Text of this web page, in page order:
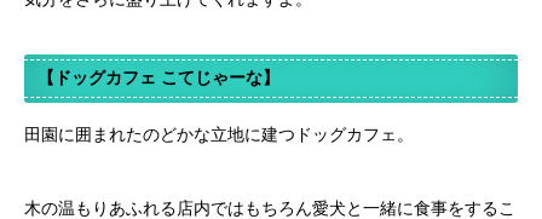
【ドッグカフェ こてじゃーな】
田園に囲まれたのどかな立地に建つドッグカフェ。
木の温もりあふれる店内ではもちろん愛犬と一緒に食事をするこ